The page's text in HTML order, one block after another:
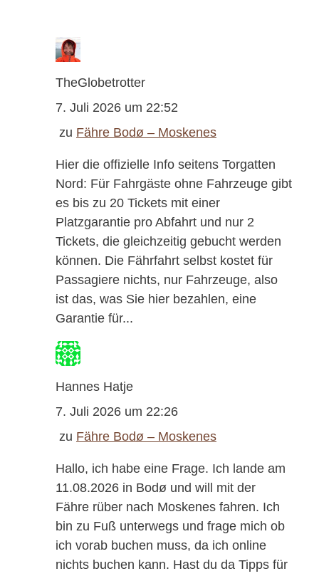
TheGlobetrotter
7. Juli 2026 um 22:52
zu Fähre Bodø – Moskenes
Hier die offizielle Info seitens Torgatten
Nord: Für Fahrgäste ohne Fahrzeuge gibt
es bis zu 20 Tickets mit einer
Platzgarantie pro Abfahrt und nur 2
Tickets, die gleichzeitig gebucht werden
können. Die Fährfahrt selbst kostet für
Passagiere nichts, nur Fahrzeuge, also
ist das, was Sie hier bezahlen, eine
Garantie für...
Hannes Hatje
7. Juli 2026 um 22:26
zu Fähre Bodø – Moskenes
Hallo, ich habe eine Frage. Ich lande am
11.08.2026 in Bodø und will mit der
Fähre rüber nach Moskenes fahren. Ich
bin zu Fuß unterwegs und frage mich ob
ich vorab buchen muss, da ich online
nichts buchen kann. Hast du da Tipps für